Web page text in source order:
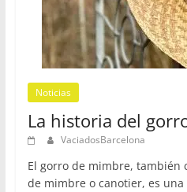
Noticias
La historia del
VaciadosBarcelona
El gorro de mimbre, también
de mimbre o canotier, es